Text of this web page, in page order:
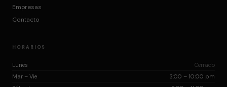
Empresas
Contacto
HORARIOS
Lunes
Cerrado
Mar – Vie
3:00 – 10:00 pm